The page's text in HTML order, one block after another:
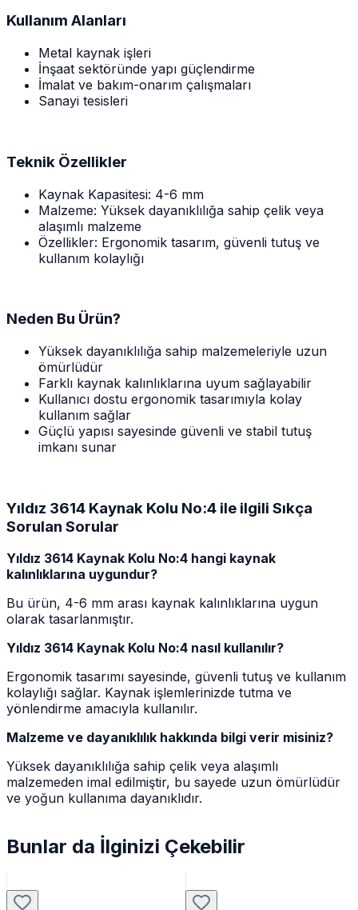
Kullanım Alanları
Metal kaynak işleri
İnşaat sektöründe yapı güçlendirme
İmalat ve bakım-onarım çalışmaları
Sanayi tesisleri
Teknik Özellikler
Kaynak Kapasitesi: 4-6 mm
Malzeme: Yüksek dayanıklılığa sahip çelik veya
alaşımlı malzeme
Özellikler: Ergonomik tasarım, güvenli tutuş ve
kullanım kolaylığı
Neden Bu Ürün?
Yüksek dayanıklılığa sahip malzemeleriyle uzun
ömürlüdür
Farklı kaynak kalınlıklarına uyum sağlayabilir
Kullanıcı dostu ergonomik tasarımıyla kolay
kullanım sağlar
Güçlü yapısı sayesinde güvenli ve stabil tutuş
imkanı sunar
Yıldız 3614 Kaynak Kolu No:4 ile ilgili Sıkça
Sorulan Sorular
Yıldız 3614 Kaynak Kolu No:4 hangi kaynak
kalınlıklarına uygundur?
Bu ürün, 4-6 mm arası kaynak kalınlıklarına uygun
olarak tasarlanmıştır.
Yıldız 3614 Kaynak Kolu No:4 nasıl kullanılır?
Ergonomik tasarımı sayesinde, güvenli tutuş ve kullanım
kolaylığı sağlar. Kaynak işlemlerinizde tutma ve
yönlendirme amacıyla kullanılır.
Malzeme ve dayanıklılık hakkında bilgi verir misiniz?
Yüksek dayanıklılığa sahip çelik veya alaşımlı
malzemeden imal edilmiştir, bu sayede uzun ömürlüdür
ve yoğun kullanıma dayanıklıdır.
Bunlar da İlginizi Çekebilir